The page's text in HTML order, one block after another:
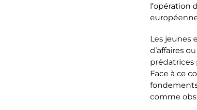
l’opération
Les jeunes
d’affaires
prédatrices
Face à ce
comme